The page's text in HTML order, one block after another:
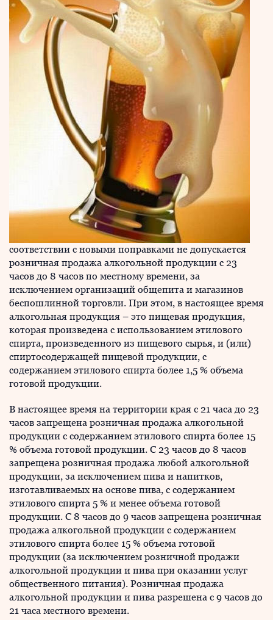
соответствии с новыми поправками не допускается
розничная продажа алкогольной продукции с 23
часов до 8 часов по местному времени, за
исключением организаций общепита и магазинов
беспошлинной торговли. При этом, в настоящее время
алкогольная продукция – это пищевая продукция,
которая произведена с использованием этилового
спирта, произведенного из пищевого сырья, и (или)
спиртосодержащей пищевой продукции, с
содержанием этилового спирта более 1,5 % объема
готовой продукции.
В настоящее время на территории края с 21 часа до 23
часов запрещена розничная продажа алкогольной
продукции с содержанием этилового спирта более 15
% объема готовой продукции. С 23 часов до 8 часов
запрещена розничная продажа любой алкогольной
продукции, за исключением пива и напитков,
изготавливаемых на основе пива, с содержанием
этилового спирта 5 % и менее объема готовой
продукции. С 8 часов до 9 часов запрещена розничная
продажа алкогольной продукции с содержанием
этилового спирта более 15 % объема готовой
продукции (за исключением розничной продажи
алкогольной продукции и пива при оказании услуг
общественного питания). Розничная продажа
алкогольной продукции и пива разрешена с 9 часов до
21 часа местного времени.